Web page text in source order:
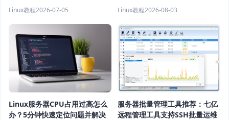
高获客效率？
Linux教程2026-07-05
程
Linux教程2026-08-03
Linux服务器CPU占用过高怎么
办？5分钟快速定位问题并解决
服务器批量管理工具推荐：七亿
远程管理工具支持SSH批量运维